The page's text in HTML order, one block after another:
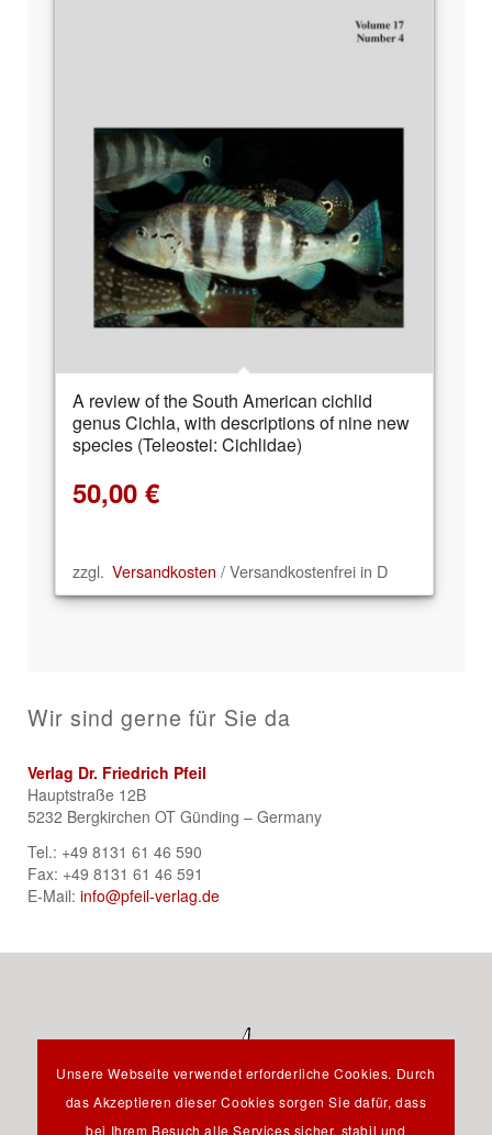
A review of the South American cichlid
genus Cichla, with descriptions of nine new
species (Teleostei: Cichlidae)
50,00 €
zzgl. Versandkosten / Versandkostenfrei in D
Wir sind gerne für Sie da
Verlag Dr. Friedrich Pfeil
Hauptstraße 12B
5232 Bergkirchen OT Günding – Germany
Tel.: +49 8131 61 46 590
Fax: +49 8131 61 46 591
E-Mail: info@pfeil-verlag.de
Unsere Webseite verwendet erforderliche Cookies. Durch
das Akzeptieren dieser Cookies sorgen Sie dafür, dass
bei Ihrem Besuch alle Services sicher, stabil und